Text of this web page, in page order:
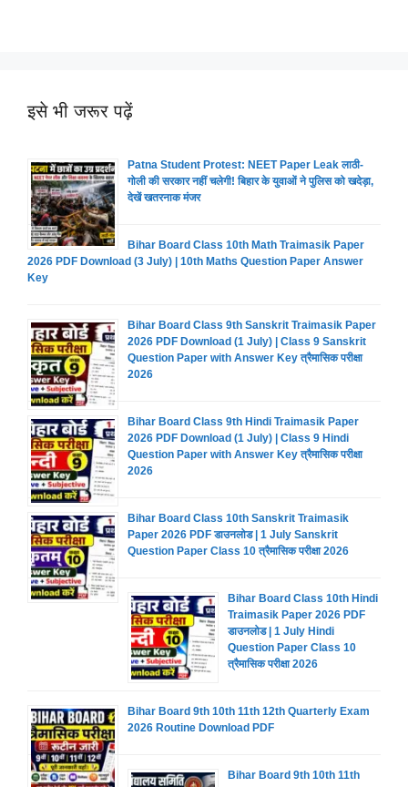
इसे भी जरूर पढ़ें
Patna Student Protest: NEET Paper Leak लाठी-
गोली की सरकार नहीं चलेगी! बिहार के युवाओं ने पुलिस को खदेड़ा,
देखें खतरनाक मंजर
Bihar Board Class 10th Math Traimasik Paper
2026 PDF Download (3 July) | 10th Maths Question Paper Answer
Key
Bihar Board Class 9th Sanskrit Traimasik Paper
2026 PDF Download (1 July) | Class 9 Sanskrit
Question Paper with Answer Key त्रैमासिक परीक्षा
2026
Bihar Board Class 9th Hindi Traimasik Paper
2026 PDF Download (1 July) | Class 9 Hindi
Question Paper with Answer Key त्रैमासिक परीक्षा
2026
Bihar Board Class 10th Sanskrit Traimasik
Paper 2026 PDF डाउनलोड | 1 July Sanskrit
Question Paper Class 10 त्रैमासिक परीक्षा 2026
Bihar Board Class 10th Hindi
Traimasik Paper 2026 PDF
डाउनलोड | 1 July Hindi
Question Paper Class 10
त्रैमासिक परीक्षा 2026
Bihar Board 9th 10th 11th 12th Quarterly Exam
2026 Routine Download PDF
Bihar Board 9th 10th 11th